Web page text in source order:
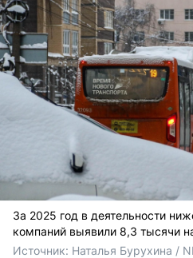
За 2025 год в деятельности
компаний выявили 8,3 тысячи
Источник: Наталья Бурухина /